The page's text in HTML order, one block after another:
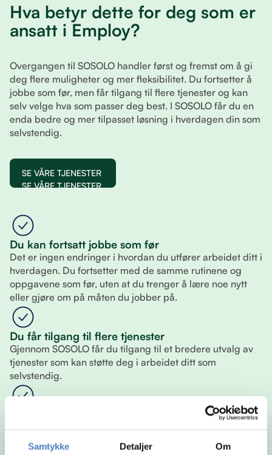
Samtykke Detaljer Om
Hva betyr dette for deg som er
ansatt i Employ?
Overgangen til SOSOLO handler først og fremst om å gi
deg flere muligheter og mer fleksibilitet. Du fortsetter å
jobbe som før, men får tilgang til flere tjenester og kan
selv velge hva som passer deg best. I SOSOLO får du en
enda bedre og mer tilpasset løsning i hverdagen din som
selvstendig.
SE VÅRE TJENESTER
SE VÅRE TJENESTER
Du kan fortsatt jobbe som før
Det er ingen endringer i hvordan du utfører arbeidet ditt i
hverdagen. Du fortsetter med de samme rutinene og
oppgavene som før, uten at du trenger å lære noe nytt
eller gjøre om på måten du jobber på.
Du får tilgang til flere tjenester
Gjennom SOSOLO får du tilgang til et bredere utvalg av
tjenester som kan støtte deg i arbeidet ditt som
selvstendig.
Du står fritt til å sette sammen din egen løsning. Det betyr
at du kun bruker tjenestene som er relevante for deg, og